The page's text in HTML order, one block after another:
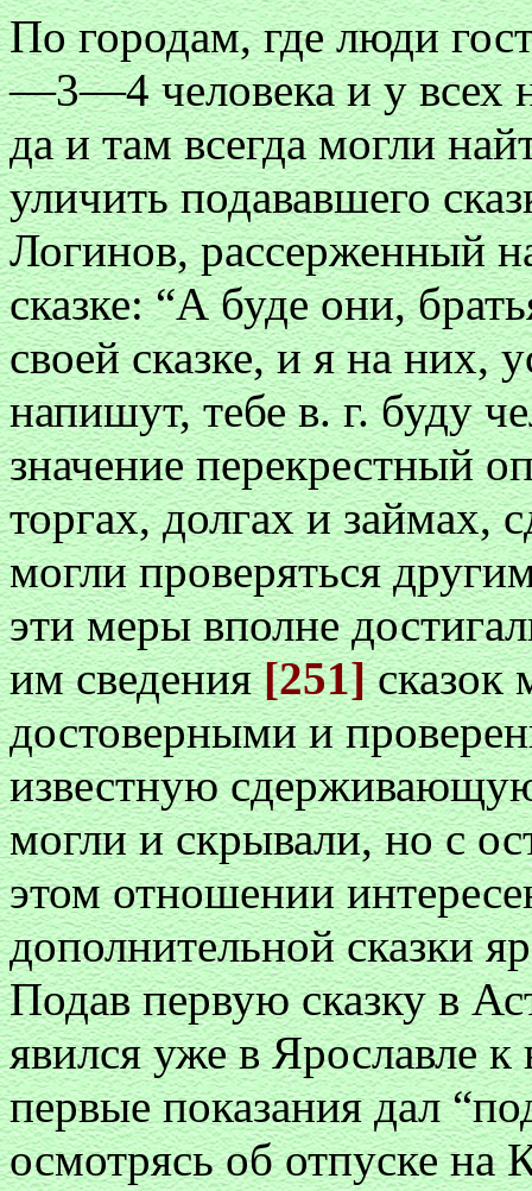
По городам, где люди
—3—4 человека и у всех
да и там всегда могли
уличить подававшего
Логинов, рассерженный
сказке: “А буде они,
своей сказке, и я на них,
напишут, тебе в. г. буду
значение перекрестный
торгах, долгах и займах,
могли проверяться
эти меры вполне
им сведения[251]сказок
достоверными и
известную
могли и скрывали, но с
этом отношении
дополнительной сказки
Подав первую сказку в
явился уже в Ярославле к
первые показания дал
осмотрясь об отпуске на